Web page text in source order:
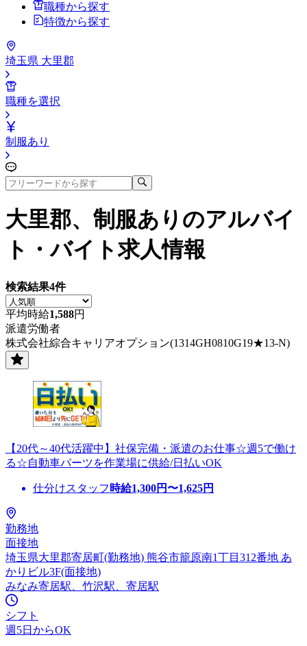
職種から探す
特徴から探す
埼玉県 大里郡
職種を選択
制服あり
大里郡、制服あり のアルバイ
ト・バイト求人情報
検索結果4件
平均時給1,588円
派遣労働者
株式会社綜合キャリアオプション(1314GH0810G19★13-N)
【20代～40代活躍中】社保完備・派遣のお仕事☆週5で働け
る☆自動車パーツを作業場に供給/日払いOK
仕分けスタッフ 時給1,300円〜1,625円
勤務地
面接地
埼玉県大里郡寄居町(勤務地) 熊谷市籠原南1丁目312番地 あ
かりビル3F(面接地)
みなみ寄居駅、竹沢駅、寄居駅
シフト
週5日からOK